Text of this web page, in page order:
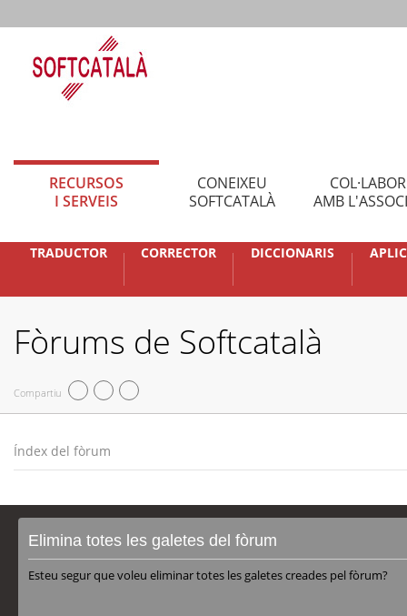
RECURSOS
I SERVEIS
CONEIXEU
SOFTCATALÀ
AMB
TRADUCTOR CORRECTOR DICCIONARIS
Fòrums de Softcatalà
Compartiu
Índex del fòrum
Elimina totes les galetes del fòrum
Esteu segur que voleu eliminar totes les galetes creades pel fòrum?